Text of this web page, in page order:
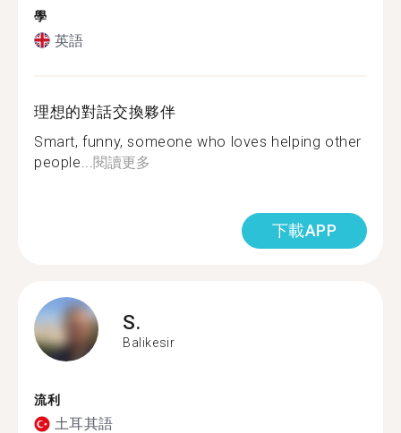
學
英語
理想的對話交換夥伴
Smart, funny, someone who loves helping other
people... 閱讀更多
下載APP
S.
Balikesir
流利
土耳其語